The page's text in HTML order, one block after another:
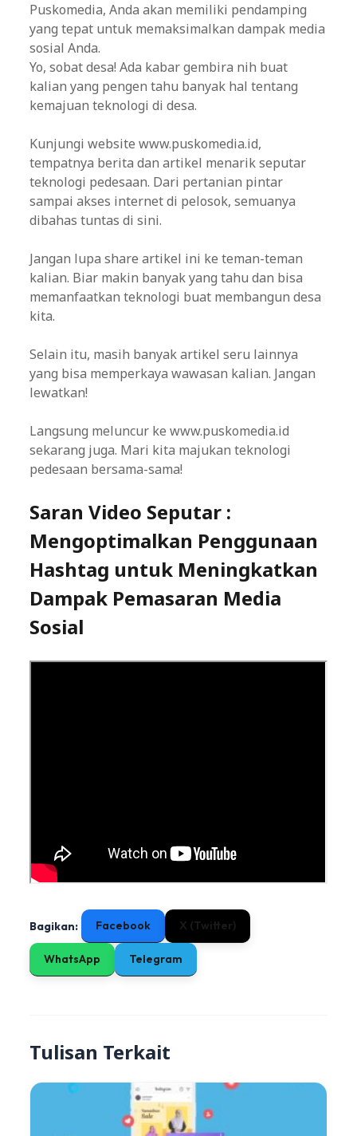
Puskomedia, Anda akan memiliki pendamping
yang tepat untuk memaksimalkan dampak media
sosial Anda.
Yo, sobat desa! Ada kabar gembira nih buat
kalian yang pengen tahu banyak hal tentang
kemajuan teknologi di desa.
Kunjungi website www.puskomedia.id,
tempatnya berita dan artikel menarik seputar
teknologi pedesaan. Dari pertanian pintar
sampai akses internet di pelosok, semuanya
dibahas tuntas di sini.
Jangan lupa share artikel ini ke teman-teman
kalian. Biar makin banyak yang tahu dan bisa
memanfaatkan teknologi buat membangun desa
kita.
Selain itu, masih banyak artikel seru lainnya
yang bisa memperkaya wawasan kalian. Jangan
lewatkan!
Langsung meluncur ke www.puskomedia.id
sekarang juga. Mari kita majukan teknologi
pedesaan bersama-sama!
Saran Video Seputar :
Mengoptimalkan Penggunaan
Hashtag untuk Meningkatkan
Dampak Pemasaran Media
Sosial
Bagikan: Facebook X (Twitter)
WhatsApp Telegram
Tulisan Terkait